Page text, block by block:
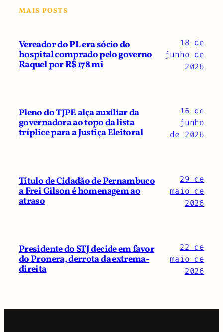
MAIS POSTS
Vereador do PL era sócio do
hospital comprado pelo governo
Raquel por R$ 178 mi
18 de
junho de
2026
Pleno do TJPE alça auxiliar da
governadora ao topo da lista
tríplice para a Justiça Eleitoral
16 de
junho
de 2026
Título de Cidadão de Pernambuco
a Frei Gilson é homenagem ao
atraso
29 de
maio de
2026
Presidente do STJ decide em favor
do Pronera, derrota da extrema-
direita
22 de
maio de
2026